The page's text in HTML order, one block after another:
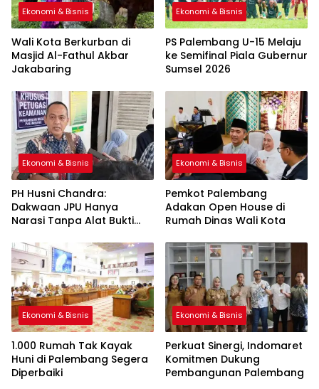
Ekonomi & Bisnis
Wali Kota Berkurban di
Masjid Al-Fathul Akbar
Jakabaring
Ekonomi & Bisnis
PS Palembang U-15 Melaju
ke Semifinal Piala Gubernur
Sumsel 2026
Ekonomi & Bisnis
PH Husni Chandra:
Dakwaan JPU Hanya
Narasi Tanpa Alat Bukti
Ekonomi & Bisnis
Pemkot Palembang
Adakan Open House di
Rumah Dinas Wali Kota
Ekonomi & Bisnis
1.000 Rumah Tak Kayak
Huni di Palembang Segera
Diperbaiki
Ekonomi & Bisnis
Perkuat Sinergi, Indomaret
Komitmen Dukung
Pembangunan Palembang